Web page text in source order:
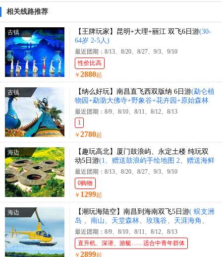
相关线路推荐
古镇 【王牌玩家】昆明+大理+丽江 双飞6日游(30-
64岁 2-5人)
最近团期：8/13、8/20、8/27、9/3、9/10
性价比高
￥ 2880起
古镇 【纳么好玩】南昌直飞西双版纳 6日游(勐仑植
物园+勐泐大佛寺+野象谷+花卉园+原始森林
公园+花卉园+曼迈集市+星光夜市)
最近团期：8/9、8/10、8/11、8/12、8/13
1
￥ 2780起
海边
【趣玩高北】厦门鼓浪屿、永定土楼 纯玩双
动5日游(1、赠送鼓浪屿手绘地图 2、赠送海鲜
大咖锅)
最近团期：8/13、8/20、8/27、9/3、9/10
0购物
￥ 1299起
海边 【潮玩海陆空】南昌到海南双飞5日游( 蜈支洲
岛 、南山、天堂森林、玫瑰谷、天涯海角、
直升机体验、豪华游艇出海 )
最近团期：8/9、8/10、8/11、8/12、8/13
直升机、深潜、游艇……适合中青年群体
￥ 2899起